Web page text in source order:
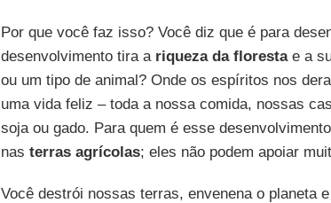
Por que você faz isso? Você diz que é para
desenvolvimento tira a riqueza da florestae a
ou um tipo de animal? Onde os espíritos nos
uma vida feliz – toda a nossa comida, nossas
soja ou gado. Para quem é esse
nas terras agrícolas; eles não podem apoiar
Você destrói nossas terras, envenena o planeta